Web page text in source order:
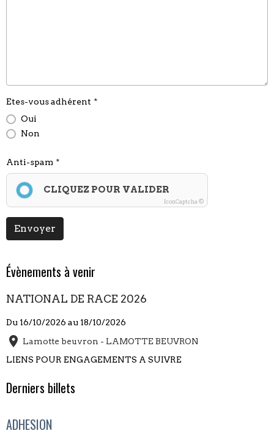
Etes-vous adhérent
Oui
Non
Anti-spam
CLIQUEZ POUR VALIDER
IconCaptcha ©
Envoyer
Évènements à venir
NATIONAL DE RACE 2026
Du 16/10/2026 au 18/10/2026
Lamotte beuvron - LAMOTTE BEUVRON
LIENS POUR ENGAGEMENTS A SUIVRE
Derniers billets
ADHESION